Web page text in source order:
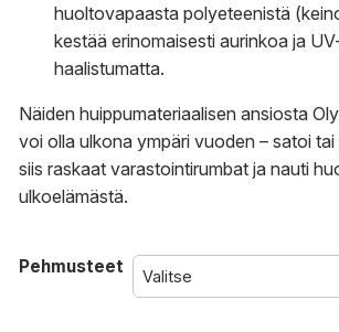
huoltovapaasta polyeteenistä
kestää erinomaisesti aurinkoa ja
haalistumatta.
Näiden huippumateriaalisen ansiosta
voi olla ulkona ympäri vuoden – satoi
siis raskaat varastointirumbat ja nauti
ulkoelämästä.
Pehmusteet